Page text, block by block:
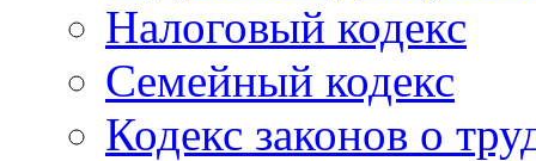
Налоговый кодекс
Семейный кодекс
Кодекс законов о